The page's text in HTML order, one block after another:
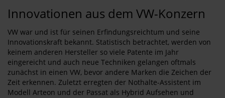
Innovationen aus dem VW-Konzern
VW war und ist für seinen Erfindungsreichtum und seine
Innovationskraft bekannt. Statistisch betrachtet, werden von
keinem anderen Hersteller so viele Patente im Jahr
eingereicht und auch neue Techniken gelangen oftmals
zunächst in einen VW, bevor andere Marken die Zeichen der
Zeit erkennen. Zuletzt erregten der Nothalte-Assistent im
Modell Arteon und der Passat als Hybrid Aufsehen und